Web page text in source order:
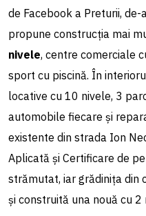
de Facebook a Preturii,
propune construcția mai
nivele, centre comerciale
sport cu piscină. În
locative cu 10 nivele, 3
automobile fiecare și
existente din strada Ion
Aplicată și Certificare de
strămutat, iar grădinița din
și construită una nouă cu